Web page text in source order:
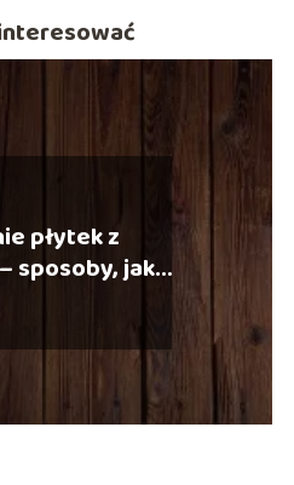
płytek z
sposoby, jak